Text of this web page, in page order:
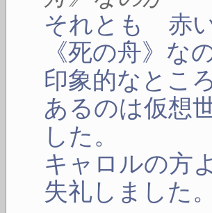
それとも 赤
《死の舟》な
印象的なとこ
あるのは仮想
した。
キャロルの方
失礼しました